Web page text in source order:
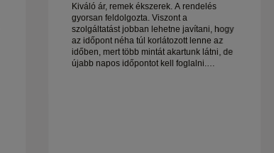
Kiváló ár, remek ékszerek. A rendelés
gyorsan feldolgozta. Viszont a
szolgáltatást jobban lehetne javítani, hogy
az időpont néha túl korlátozott lenne az
időben, mert több mintát akartunk látni, de
újabb napos időpontot kell foglalni.